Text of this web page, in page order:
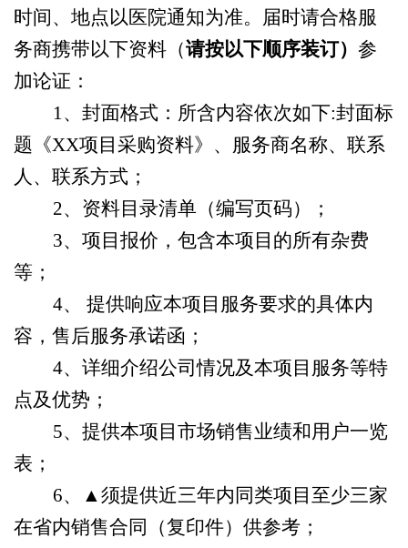
时间、地点以医院通知为准。届时请合格服
务商携带以下资料（请按以下顺序装订） 参
加论证 ：
1、封面格式：所含内容依次如下:封面标
题《XX项目采购资料》、服务商名称、联系
人、联系方式；
2、资料目录清单（编写页码）；
3、项目报价，包含本项目的所有杂费
等；
4、 提供响应本项目服务要求的具体内
容，售后服务承诺函；
4、详细介绍公司情况及本项目服务等特
点及优势；
5、提供本项目市场销售业绩和用户一览
表；
6、▲须提供近三年内同类项目至少三家
在省内销售合同（复印件）供参考；